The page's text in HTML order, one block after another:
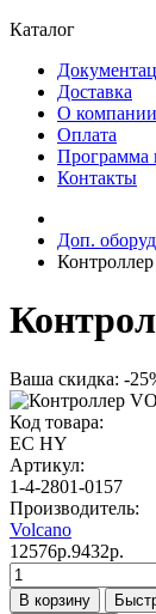
Каталог
Доставка
О компании
Оплата
Программа
Контакты
Доп.
Ваша скидка: -
Код товара:
EC HY
Артикул:
1-4-2801-0157
Производитель:
Volcano
12576р.9432р.
В корзину